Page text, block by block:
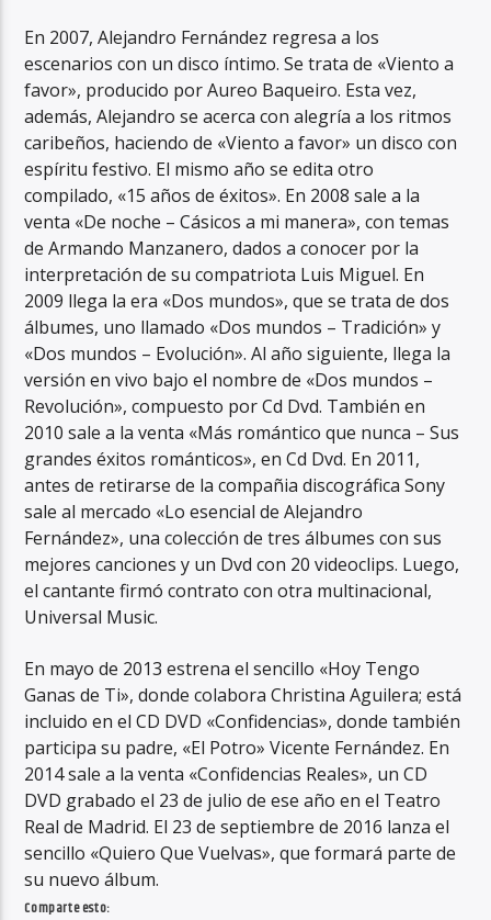
En 2007, Alejandro Fernández regresa a los
escenarios con un disco íntimo. Se trata de «Viento a
favor», producido por Aureo Baqueiro. Esta vez,
además, Alejandro se acerca con alegría a los ritmos
caribeños, haciendo de «Viento a favor» un disco con
espíritu festivo. El mismo año se edita otro
compilado, «15 años de éxitos». En 2008 sale a la
venta «De noche – Cásicos a mi manera», con temas
de Armando Manzanero, dados a conocer por la
interpretación de su compatriota Luis Miguel. En
2009 llega la era «Dos mundos», que se trata de dos
álbumes, uno llamado «Dos mundos – Tradición» y
«Dos mundos – Evolución». Al año siguiente, llega la
versión en vivo bajo el nombre de «Dos mundos –
Revolución», compuesto por Cd Dvd. También en
2010 sale a la venta «Más romántico que nunca – Sus
grandes éxitos románticos», en Cd Dvd. En 2011,
antes de retirarse de la compañia discográfica Sony
sale al mercado «Lo esencial de Alejandro
Fernández», una colección de tres álbumes con sus
mejores canciones y un Dvd con 20 videoclips. Luego,
el cantante firmó contrato con otra multinacional,
Universal Music.
En mayo de 2013 estrena el sencillo «Hoy Tengo
Ganas de Ti», donde colabora Christina Aguilera; está
incluido en el CD DVD «Confidencias», donde también
participa su padre, «El Potro» Vicente Fernández. En
2014 sale a la venta «Confidencias Reales», un CD
DVD grabado el 23 de julio de ese año en el Teatro
Real de Madrid. El 23 de septiembre de 2016 lanza el
sencillo «Quiero Que Vuelvas», que formará parte de
su nuevo álbum.
Comparte esto: